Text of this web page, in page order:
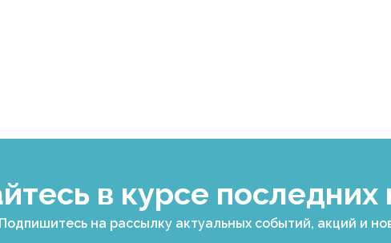
в курсе последних
Подпишитесь на рассылку актуальных событий, акций и